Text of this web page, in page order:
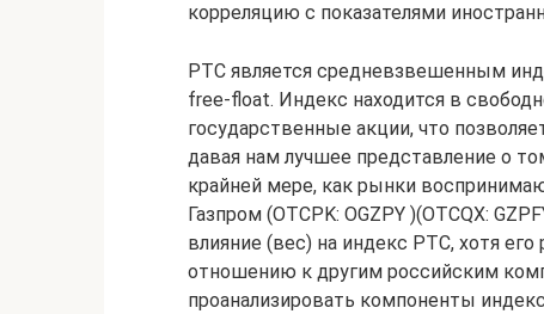
корреляцию с показателями
РТС является средневзвешенным
free-float. Индекс находится в
государственные акции, что
давая нам лучшее представление о
крайней мере, как рынки
Газпром (OTCPK: OGZPY )(OTCQX:
влияние (вес) на индекс РТС, хотя
отношению к другим российским
проанализировать компоненты